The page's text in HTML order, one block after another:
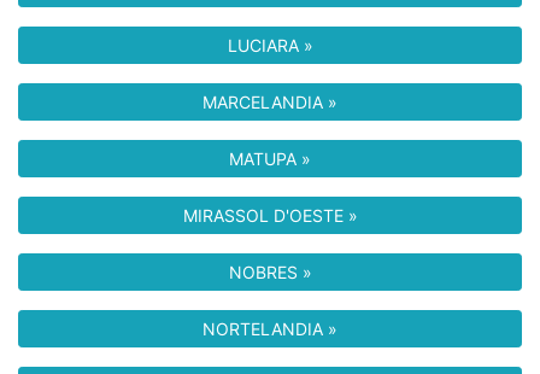
LUCIARA »
MARCELANDIA »
MATUPA »
MIRASSOL D'OESTE »
NOBRES »
NORTELANDIA »